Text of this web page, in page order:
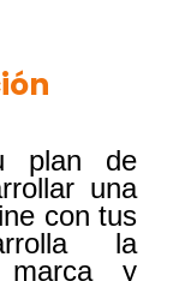
plan de
una
con tus
la
marca y